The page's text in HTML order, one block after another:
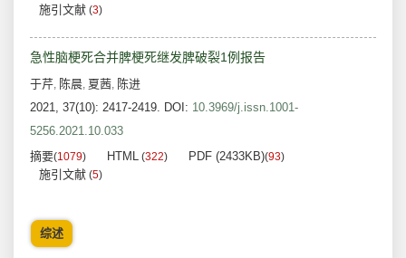
施引文献 (3)
急性脑梗死合并脾梗死继发脾破裂1例报告
于芹, 陈晨, 夏茜, 陈进
2021, 37(10): 2417-2419. DOI: 10.3969/j.issn.1001-
5256.2021.10.033
摘要(1079) HTML (322) PDF (2433KB)(93)
施引文献 (5)
综述